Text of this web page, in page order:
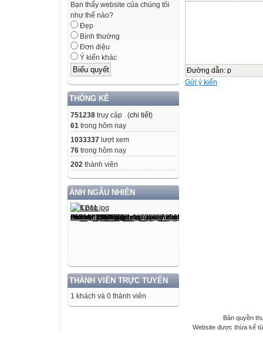
Bạn thấy website của chúng tôi
như thế nào?
Đẹp
Bình thường
Đơn điệu
Ý kiến khác
THỐNG KÊ
751238 truy cập (chi tiết)
61 trong hôm nay
1033337 lượt xem
76 trong hôm nay
202 thành viên
ẢNH NGẪU NHIÊN
THÀNH VIÊN TRỰC TUYẾN
1 khách và 0 thành viên
Đường dẫn: p
Gửi ý kiến
Bản quyền
Website được thừa kế